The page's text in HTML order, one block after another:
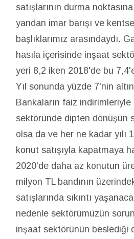
satışlarının durma
yandan imar barışı ve
başlıklarımız arasındaydı.
hasıla içerisinde inşaat
yeri 8,2 iken 2018'de bu
Yıl sonunda yüzde 7'nin
Bankaların faiz
sektöründe dipten dönüşün
olsa da ve her ne kadar yılı
konut satışıyla kapatmaya
2020'de daha az konutun
milyon TL bandının
satışlarında sıkıntı
nedenle sektörümüzün
inşaat sektörünün beslediği